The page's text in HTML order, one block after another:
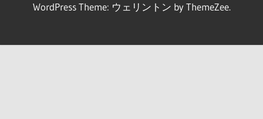
WordPress Theme: ウェリントン by ThemeZee.